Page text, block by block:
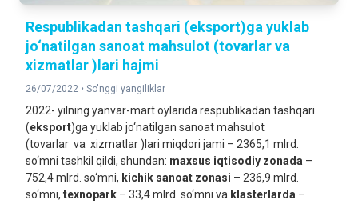
Respublikadan tashqari (eksport)ga yuklab
jo‘natilgan sanoat mahsulot (tovarlar va
xizmatlar )lari hajmi
26/07/2022 • So'nggi yangiliklar
2022- yilning yanvar-mart oylarida respublikadan tashqari
(eksport)ga yuklab jo‘natilgan sanoat mahsulot
(tovarlar va xizmatlar )lari miqdori jami – 2365,1 mlrd.
so‘mni tashkil qildi, shundan: maxsus iqtisodiy zonada –
752,4 mlrd. so‘mni, kichik sanoat zonasi – 236,9 mlrd.
so‘mni, texnopark – 33,4 mlrd. so‘mni va klasterlarda –